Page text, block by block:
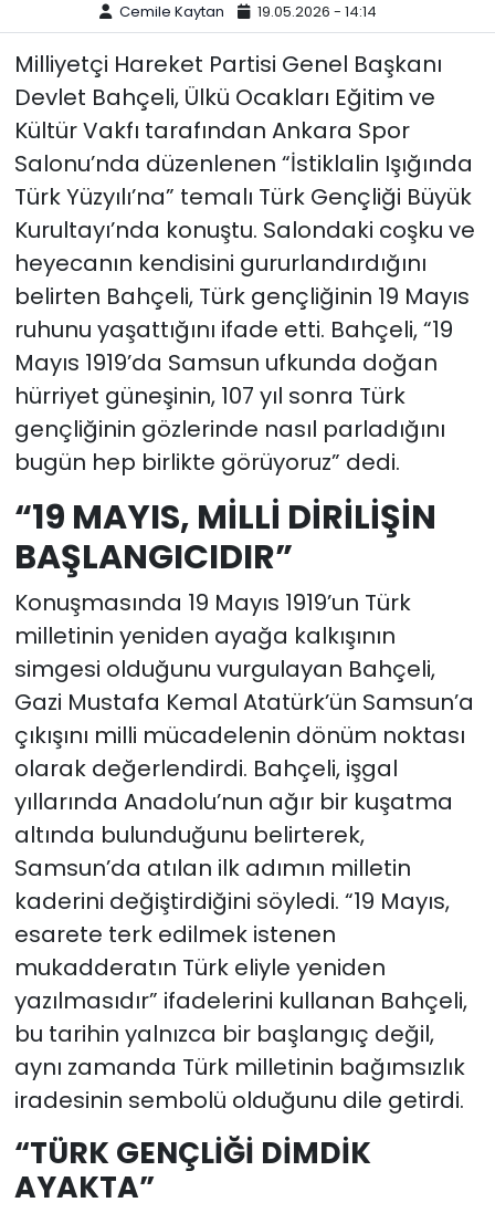
Cemile Kaytan 19.05.2026 - 14:14
Milliyetçi Hareket Partisi Genel Başkanı
Devlet Bahçeli, Ülkü Ocakları Eğitim ve
Kültür Vakfı tarafından Ankara Spor
Salonu’nda düzenlenen “İstiklalin Işığında
Türk Yüzyılı’na” temalı Türk Gençliği Büyük
Kurultayı’nda konuştu. Salondaki coşku ve
heyecanın kendisini gururlandırdığını
belirten Bahçeli, Türk gençliğinin 19 Mayıs
ruhunu yaşattığını ifade etti. Bahçeli, “19
Mayıs 1919’da Samsun ufkunda doğan
hürriyet güneşinin, 107 yıl sonra Türk
gençliğinin gözlerinde nasıl parladığını
bugün hep birlikte görüyoruz” dedi.
“19 MAYIS, MİLLİ DİRİLİŞİN
BAŞLANGICIDIR”
Konuşmasında 19 Mayıs 1919’un Türk
milletinin yeniden ayağa kalkışının
simgesi olduğunu vurgulayan Bahçeli,
Gazi Mustafa Kemal Atatürk’ün Samsun’a
çıkışını milli mücadelenin dönüm noktası
olarak değerlendirdi. Bahçeli, işgal
yıllarında Anadolu’nun ağır bir kuşatma
altında bulunduğunu belirterek,
Samsun’da atılan ilk adımın milletin
kaderini değiştirdiğini söyledi. “19 Mayıs,
esarete terk edilmek istenen
mukadderatın Türk eliyle yeniden
yazılmasıdır” ifadelerini kullanan Bahçeli,
bu tarihin yalnızca bir başlangıç değil,
aynı zamanda Türk milletinin bağımsızlık
iradesinin sembolü olduğunu dile getirdi.
“TÜRK GENÇLİĞİ DİMDİK
AYAKTA”